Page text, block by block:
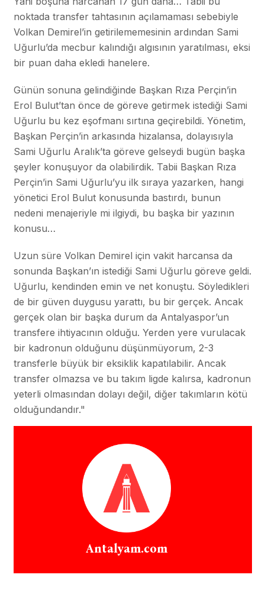
noktada transfer tahtasının açılamaması sebebiyle
Volkan Demirel’in getirilememesinin ardından Sami
Uğurlu’da mecbur kalındığı algısının yaratılması, eksi
bir puan daha ekledi hanelere.
Günün sonuna gelindiğinde Başkan Rıza Perçin’in
Erol Bulut’tan önce de göreve getirmek istediği Sami
Uğurlu bu kez eşofmanı sırtına geçirebildi. Yönetim,
Başkan Perçin’in arkasında hizalansa, dolayısıyla
Sami Uğurlu Aralık’ta göreve gelseydi bugün başka
şeyler konuşuyor da olabilirdik. Tabii Başkan Rıza
Perçin’in Sami Uğurlu’yu ilk sıraya yazarken, hangi
yönetici Erol Bulut konusunda bastırdı, bunun
nedeni menajeriyle mi ilgiydi, bu başka bir yazının
konusu…
Uzun süre Volkan Demirel için vakit harcansa da
sonunda Başkan’ın istediği Sami Uğurlu göreve geldi.
Uğurlu, kendinden emin ve net konuştu. Söyledikleri
de bir güven duygusu yarattı, bu bir gerçek. Ancak
gerçek olan bir başka durum da Antalyaspor’un
transfere ihtiyacının olduğu. Yerden yere vurulacak
bir kadronun olduğunu düşünmüyorum, 2-3
transferle büyük bir eksiklik kapatılabilir. Ancak
transfer olmazsa ve bu takım ligde kalırsa, kadronun
yeterli olmasından dolayı değil, diğer takımların kötü
olduğundandır."
Antalyam.com